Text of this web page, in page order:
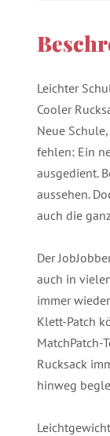
Leichter
Cooler
Neue
fehlen: Ein
ausgedient.
aussehen.
auch die
Der
auch in
immer
Klett-Patch
MatchPatch-
Rucksack
hinweg